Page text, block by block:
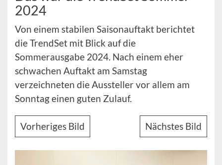
2024
Von einem stabilen Saisonauftakt berichtet
die TrendSet mit Blick auf die
Sommerausgabe 2024. Nach einem eher
schwachen Auftakt am Samstag
verzeichneten die Aussteller vor allem am
Sonntag einen guten Zulauf.
Vorheriges Bild Nächstes Bild